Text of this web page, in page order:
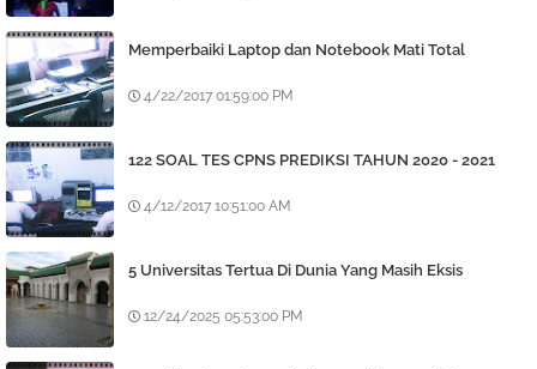
Memperbaiki Laptop dan Notebook Mati Total
4/22/2017 01:59:00 PM
122 SOAL TES CPNS PREDIKSI TAHUN 2020 - 2021
4/12/2017 10:51:00 AM
5 Universitas Tertua Di Dunia Yang Masih Eksis
12/24/2025 05:53:00 PM